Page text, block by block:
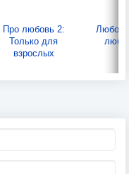
Про любовь 2:
Только для
взрослых
Любовь